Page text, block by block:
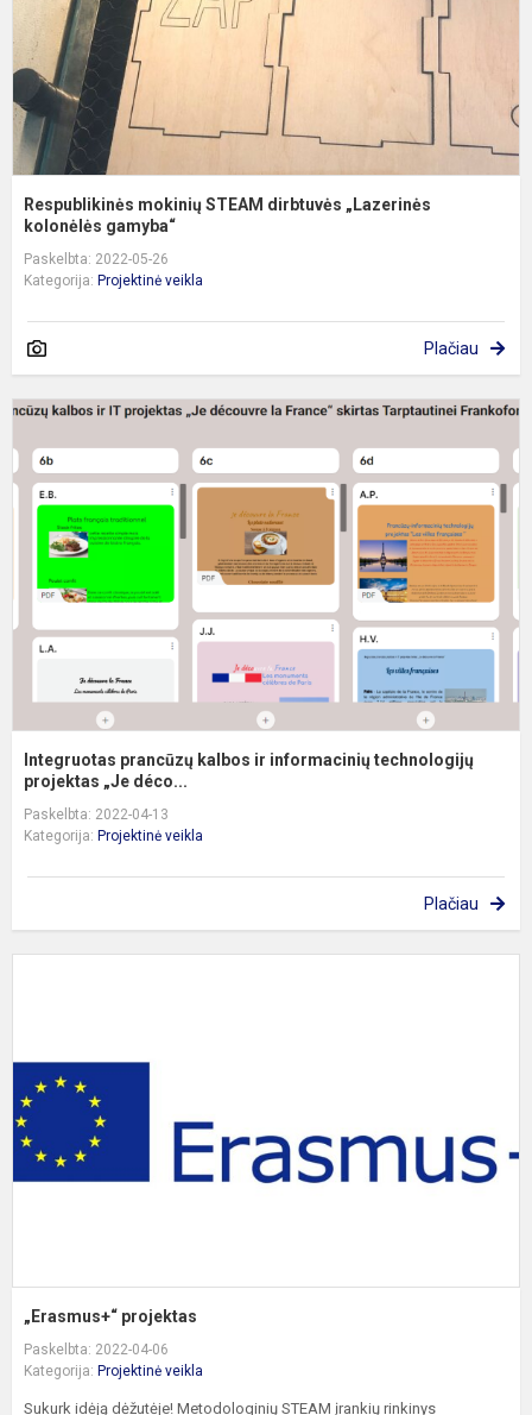
Respublikinės mokinių STEAM dirbtuvės „Lazerinės
kolonėlės gamyba“
Paskelbta: 2022-05-26
Kategorija: Projektinė veikla
Plačiau
Integruotas prancūzų kalbos ir informacinių technologijų
projektas „Je déco...
Paskelbta: 2022-04-13
Kategorija: Projektinė veikla
Plačiau
„Erasmus+“ projektas
Paskelbta: 2022-04-06
Kategorija: Projektinė veikla
Sukurk idėją dėžutėje! Metodologinių STEAM įrankių rinkinys